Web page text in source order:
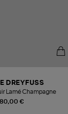
€
DREYFUSS
Lamé Champagne